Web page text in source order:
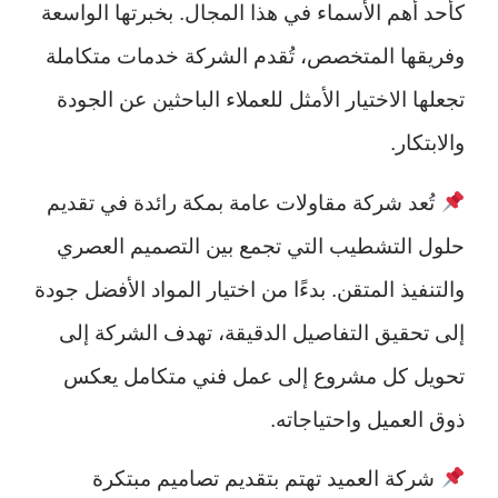
كأحد أهم الأسماء في هذا المجال. بخبرتها الواسعة
وفريقها المتخصص، تُقدم الشركة خدمات متكاملة
تجعلها الاختيار الأمثل للعملاء الباحثين عن الجودة
والابتكار.
تُعد شركة مقاولات عامة بمكة رائدة في تقديم
حلول التشطيب التي تجمع بين التصميم العصري
والتنفيذ المتقن. بدءًا من اختيار المواد الأفضل جودة
إلى تحقيق التفاصيل الدقيقة، تهدف الشركة إلى
تحويل كل مشروع إلى عمل فني متكامل يعكس
ذوق العميل واحتياجاته.
شركة العميد تهتم بتقديم تصاميم مبتكرة